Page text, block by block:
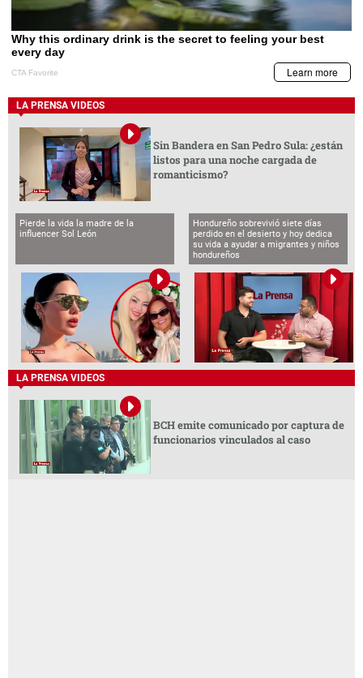
LA PRENSA VIDEOS
Sin Bandera en San Pedro Sula: ¿están
listos para una noche cargada de
romanticismo?
Pierde la vida la madre de la
influencer Sol León
Hondureño sobrevivió siete días
perdido en el desierto y hoy dedica
su vida a ayudar a migrantes y niños
hondureños
LA PRENSA VIDEOS
BCH emite comunicado por captura de
funcionarios vinculados al caso